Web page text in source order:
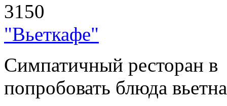
3150
"Вьеткафе"
Симпатичный ресторан
попробовать блюда